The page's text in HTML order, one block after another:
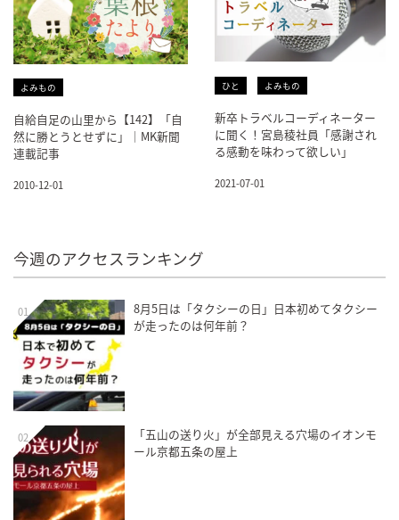
よみもの
自給自足の山里から【142】「自
然に勝とうとせずに」｜MK新聞
連載記事
2010-12-01
ひと よみもの
新卒トラベルコーディネーター
に聞く！宮島稜社員「感謝され
る感動を味わって欲しい」
2021-07-01
今週のアクセスランキング
01
8月5日は「タクシーの日」日本初めてタクシー
が走ったのは何年前？
02
「五山の送り火」が全部見える穴場のイオンモ
ール京都五条の屋上